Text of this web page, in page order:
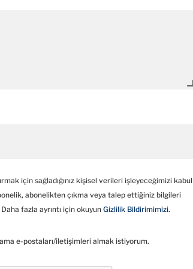
için sağladığınız kişisel verileri işleyeceğimizi kabul
abonelikten çıkma veya talep ettiğiniz bilgileri
fazla ayrıntı için okuyun Gizlilik Bildirimimizi.
e-postaları/iletişimleri almak istiyorum.